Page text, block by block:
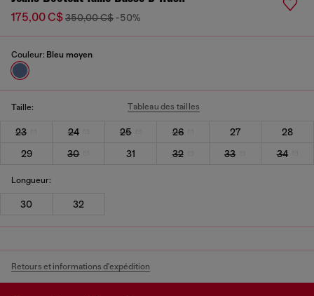
175,00 C$350,00 C$ -50%
Couleur: Bleu moyen
Taille: Tableau des tailles
23 24 25 26 27
28
29
30 31 32 33 34
Longueur:
30 32
Retours et informations d'expédition